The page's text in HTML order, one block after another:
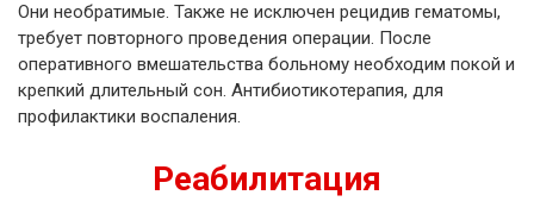
Они необратимые. Также не исключен рецидив гематомы,
требует повторного проведения операции. После
оперативного вмешательства больному необходим покой и
крепкий длительный сон. Антибиотикотерапия, для
профилактики воспаления.
Реабилитация